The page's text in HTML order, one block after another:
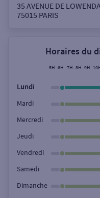
Rue
35 AVENUE DE
75015 PARIS
Horaires du
5H 6H 7H 8H 9H
Lundi
Mardi
Mercredi
Jeudi
Vendredi
Samedi
Dimanche